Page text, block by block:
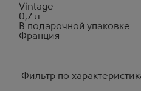
Vintage
0,7 л
В подарочной упаковке
Франция
Фильтр по